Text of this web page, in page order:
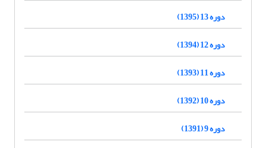
دوره 13 (1395)
دوره 12 (1394)
دوره 11 (1393)
دوره 10 (1392)
دوره 9 (1391)